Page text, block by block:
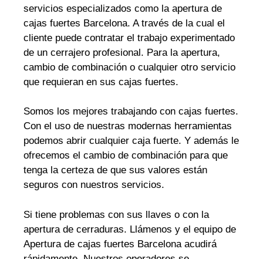
servicios especializados como la apertura de
cajas fuertes Barcelona. A través de la cual el
cliente puede contratar el trabajo experimentado
de un cerrajero profesional. Para la apertura,
cambio de combinación o cualquier otro servicio
que requieran en sus cajas fuertes.
Somos los mejores trabajando con cajas fuertes.
Con el uso de nuestras modernas herramientas
podemos abrir cualquier caja fuerte. Y además le
ofrecemos el cambio de combinación para que
tenga la certeza de que sus valores están
seguros con nuestros servicios.
Si tiene problemas con sus llaves o con la
apertura de cerraduras. Llámenos y el equipo de
Apertura de cajas fuertes Barcelona acudirá